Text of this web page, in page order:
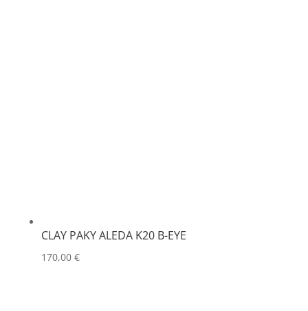
CLAY PAKY ALEDA K20 B-EYE
170,00 €